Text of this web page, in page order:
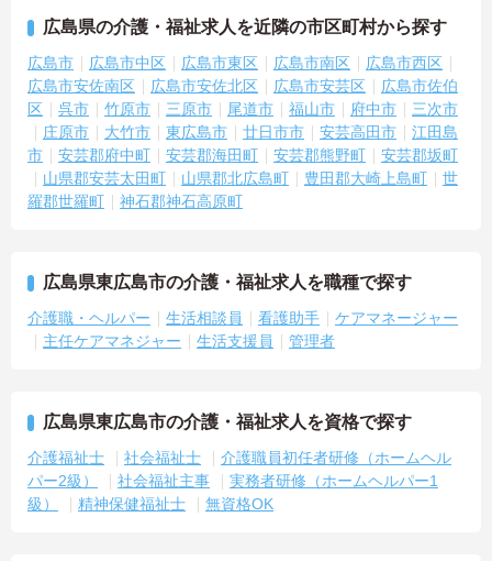
広島県の介護・福祉求人を近隣の市区町村から探す
広島市 広島市中区 広島市東区 広島市南区
広島市西区
広島市安佐南区
広島市安佐北区 広島市安芸区
広島市佐伯
区
呉市 竹原市 三原市 尾道市 福山市 府中市
三次市
庄原市
大竹市 東広島市 廿日市市 安芸高田市
江田島
市
安芸郡府中町 安芸郡海田町 安芸郡熊野町
安芸郡坂町
山県郡安芸太田町
山県郡北広島町 豊田郡大崎上島町
世
羅郡世羅町
神石郡神石高原町
広島県東広島市の介護・福祉求人を職種で探す
介護職・ヘルパー 生活相談員 看護助手
ケアマネージャー
主任ケアマネジャー
生活支援員 管理者
広島県東広島市の介護・福祉求人を資格で探す
介護福祉士 社会福祉士
介護職員初任者研修（ホームヘル
パー2級）
社会福祉主事
実務者研修（ホームヘルパー1
級）
精神保健福祉士 無資格OK